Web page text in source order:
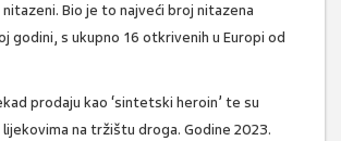
nitazeni. Bio je to najveći broj nitazena
godini, s ukupno 16 otkrivenih u Europi od
prodaju kao ‘sintetski heroin’ te su
na tržištu droga. Godine 2023.